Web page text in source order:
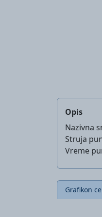
Opis
Nazivna
Struja
Vreme
Grafikon